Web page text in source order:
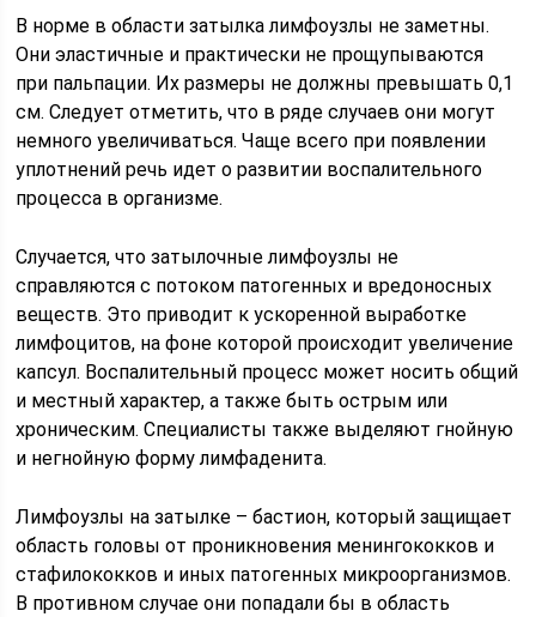
В норме в области затылка лимфоузлы не заметны.
Они эластичные и практически не прощупываются
при пальпации. Их размеры не должны превышать 0,1
см. Следует отметить, что в ряде случаев они могут
немного увеличиваться. Чаще всего при появлении
уплотнений речь идет о развитии воспалительного
процесса в организме.
Случается, что затылочные лимфоузлы не
справляются с потоком патогенных и вредоносных
веществ. Это приводит к ускоренной выработке
лимфоцитов, на фоне которой происходит увеличение
капсул. Воспалительный процесс может носить общий
и местный характер, а также быть острым или
хроническим. Специалисты также выделяют гнойную
и негнойную форму лимфаденита.
Лимфоузлы на затылке – бастион, который защищает
область головы от проникновения менингококков и
стафилококков и иных патогенных микроорганизмов.
В противном случае они попадали бы в область